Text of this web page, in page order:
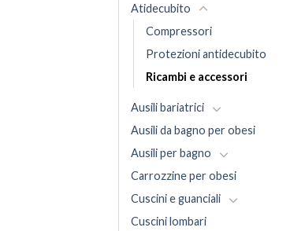
Atidecubito
Compressori
Protezioni antidecubito
Ricambi e accessori
Ausili bariatrici
Ausili da bagno per obesi
Ausili per bagno
Carrozzine per obesi
Cuscini e guanciali
Cuscini lombari